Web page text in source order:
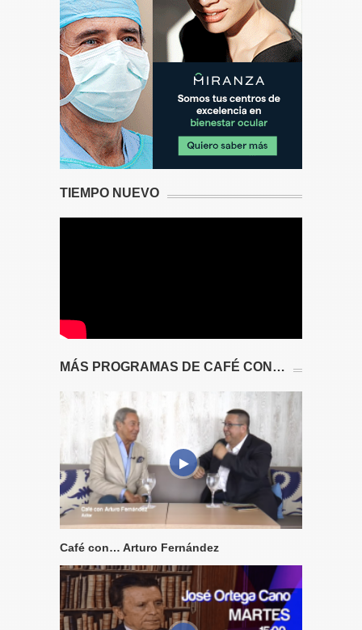
TIEMPO NUEVO
MÁS PROGRAMAS DE CAFÉ CON…
Café con… Arturo Fernández